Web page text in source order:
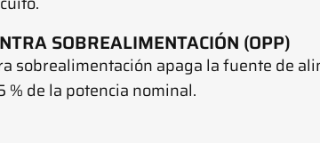
SOBREALIMENTACIÓN (OPP)
sobrealimentación apaga la fuente de
% de la potencia nominal.